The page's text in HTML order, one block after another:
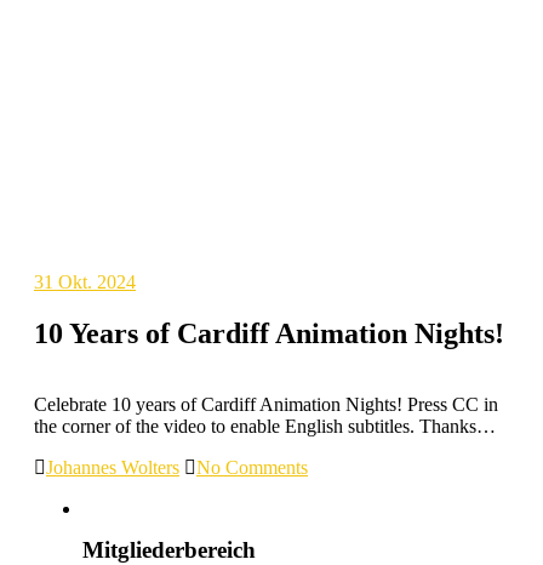
31 Okt. 2024
10 Years of Cardiff Animation Nights!
Celebrate 10 years of Cardiff Animation Nights! Press CC in
the corner of the video to enable English subtitles. Thanks…
Johannes Wolters
No Comments
Mitgliederbereich